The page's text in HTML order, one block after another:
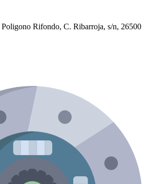
Poligono Rifondo, C. Ribarroja, s/n, 26500